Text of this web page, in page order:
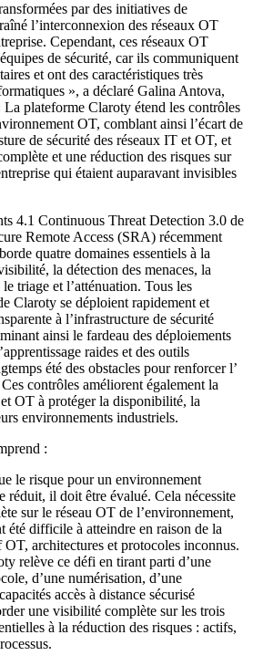
par des initiatives de
l’interconnexion des réseaux OT
Cependant, ces réseaux OT
de sécurité, car ils communiquent
et ont des caractéristiques très
», a déclaré Galina Antova,
plateforme Claroty étend les contrôles
OT, comblant ainsi l’écart de
de sécurité des réseaux IT et OT, et
et une réduction des risques sur
qui étaient auparavant invisibles
4.1 Continuous Threat Detection 3.0 de
Remote Access (SRA) récemment
quatre domaines essentiels à la
la détection des menaces, la
triage et l’atténuation. Tous les
Claroty se déploient rapidement et
à l’infrastructure de sécurité
ainsi le fardeau des déploiements
raides et des outils
été des obstacles pour renforcer l’
contrôles améliorent également la
OT à protéger la disponibilité, la
environnements industriels.
:
le risque pour un environnement
réduit, il doit être évalué. Cela nécessite
sur le réseau OT de l’environnement,
été difficile à atteindre en raison de la
OT, architectures et protocoles inconnus.
relève ce défi en tirant parti d’une
d’une numérisation, d’une
accès à distance sécurisé
une visibilité complète sur les trois
à la réduction des risques : actifs,